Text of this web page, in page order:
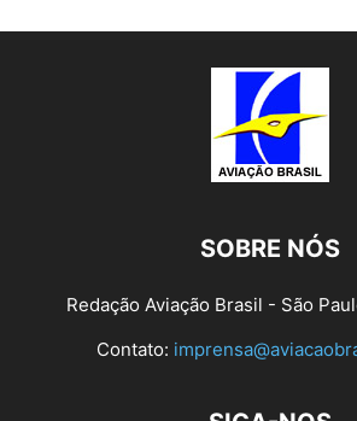
SOBRE NÓS
Redação Aviação Brasil - São
Contato: